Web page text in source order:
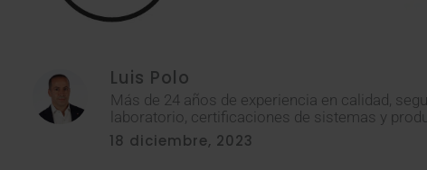
Luis Polo
Más de 24 años de experiencia en calidad,
laboratorio, certificaciones de sistemas y
18 diciembre, 2023